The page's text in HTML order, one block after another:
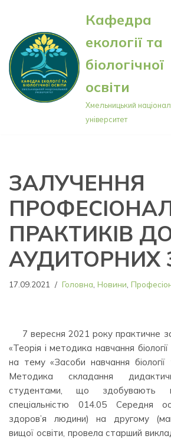
Перейти
до
вмісту
Кафедра
екології та
біологічної
освіти
Хмельницький
університет
ЗАЛУЧЕННЯ
ПРАКТИКІВ
АУДИТОРНИХ
17.09.2021 Головна Новини
7 вересня 2021 року практичне
«Теорія і методика навчання
на тему «Засоби навчання
Методика складання
студентами, що здобувають
спеціальністю 014.05 Середня
здоров’я людини) на другому
вищої освіти, провела старший